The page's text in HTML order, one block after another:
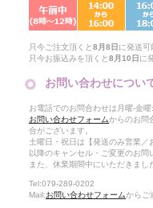
只今ご注文頂くと8月8日 に発送
只今お振込みを頂くと8月10日 に
お問い合わせについ
お電話でのお問合わせは月曜-金
お問い合わせフォームからのお問
合がございます。
土曜日・祝日は【発送のみ営業
以降のキャンセル・ご変更のお問
また、休業期間中にいただきまし
Tel:079-289-0202
Mail:お問い合わせフォームからご